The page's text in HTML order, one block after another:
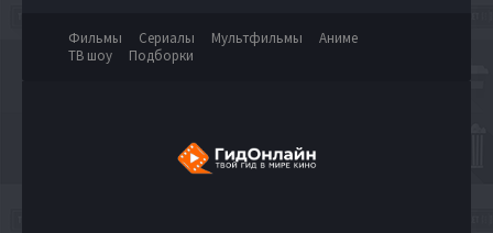
Фильмы Сериалы Мультфильмы
Аниме
ТВ шоу
Подборки